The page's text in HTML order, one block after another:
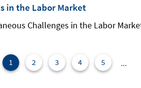
in the Labor Market
Challenges in the Labor
1 2 3 4 5 ...